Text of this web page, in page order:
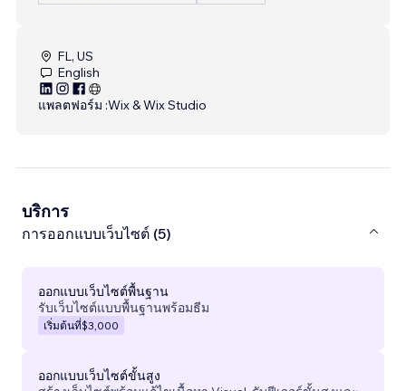
FL, US
English
แพลตฟอร์ม :Wix & Wix Studio
บริการ
การออกแบบเว็บไซต์ (5)
ออกแบบเว็บไซต์พื้นฐาน
รับเว็บไซต์แบบพื้นฐานพร้อมธีม
เริ่มต้นที่$3,000
ออกแบบเว็บไซต์ขั้นสูง